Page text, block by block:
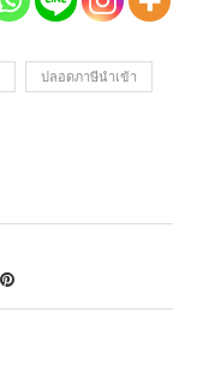
ปลอดภาษีนำเข้า